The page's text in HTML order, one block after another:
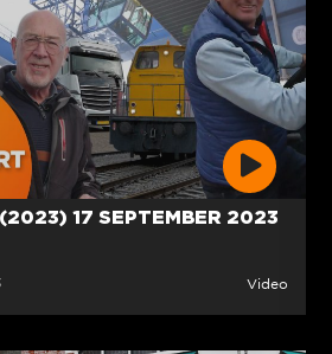
17 SEPTEMBER 2023
Video